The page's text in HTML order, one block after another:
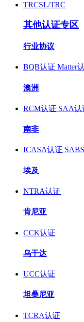
TRCSL/TRC
其他认证专区
行业协议
BQB认证 Matter
澳洲
RCM认证 SAA认
南非
ICASA认证
埃及
NTRA认证
肯尼亚
CCK认证
乌干达
UCC认证
坦桑尼亚
TCRA认证